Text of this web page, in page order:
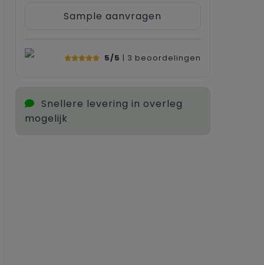
Sample aanvragen
5/5 | 3 beoordelingen
Snellere levering in overleg
mogelijk